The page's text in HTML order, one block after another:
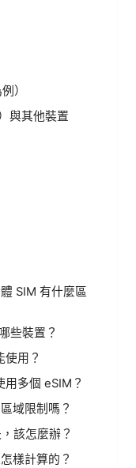
）
與其他裝置
SIM 有什麼區
些裝置？
使用？
用多個 eSIM？
域限制嗎？
該怎麼辦？
樣計算的？